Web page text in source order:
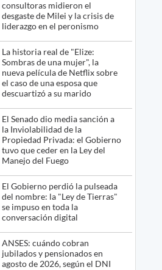
consultoras midieron el
desgaste de Milei y la crisis de
liderazgo en el peronismo
La historia real de "Elize:
Sombras de una mujer", la
nueva película de Netflix sobre
el caso de una esposa que
descuartizó a su marido
El Senado dio media sanción a
la Inviolabilidad de la
Propiedad Privada: el Gobierno
tuvo que ceder en la Ley del
Manejo del Fuego
El Gobierno perdió la pulseada
del nombre: la "Ley de Tierras"
se impuso en toda la
conversación digital
ANSES: cuándo cobran
jubilados y pensionados en
agosto de 2026, según el DNI